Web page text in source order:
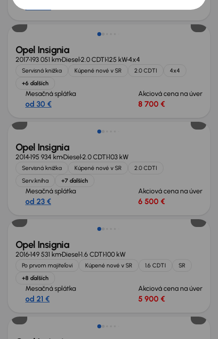
Opel Insignia
2017193 051 kmDiesel2.0 CDTI125 kW4x4
Servisná knižka Kúpené nové v SR 2.0 CDTI
4x4
+6 ďalších
Mesačná splátka
od 30 €
Akciová cena na úver
8 700 €
Opel Insignia
2014195 934 kmDiesel2.0 CDTI103 kW
Servisná knižka Kúpené nové v SR
2.0 CDTI
Serv.kniha
+7 ďalších
Mesačná splátka
od 23 €
Akciová cena na úver
6 500 €
Opel Insignia
2016149 531 kmDiesel1.6 CDTI100 kW
Po prvom majiteľovi Kúpené nové v SR 1.6 CDTI
SR
+8 ďalších
Mesačná splátka
od 21 €
Akciová cena na úver
5 900 €